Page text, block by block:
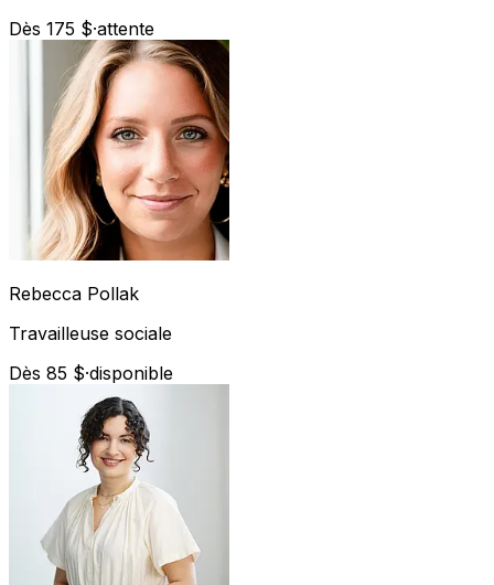
Dès 175 $·attente
Rebecca Pollak
Travailleuse sociale
Dès 85 $·disponible